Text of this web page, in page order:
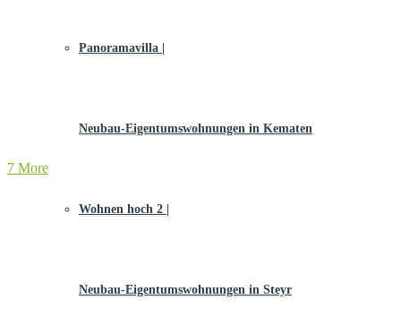
Panoramavilla |
Neubau-Eigentums­­wohnungen in Kematen
Wohnen hoch 2 |
Neubau-Eigentumswohnungen in Steyr
7 More